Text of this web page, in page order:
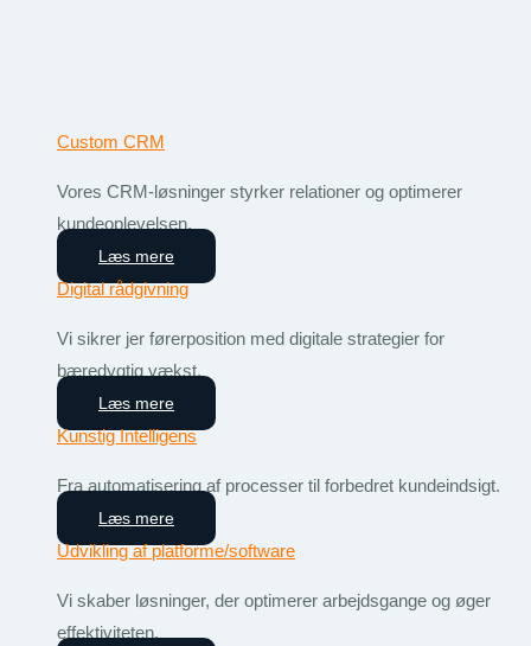
Custom CRM
Vores CRM-løsninger styrker relationer og optimerer
kundeoplevelsen.
Læs mere
Digital rådgivning
Vi sikrer jer førerposition med digitale strategier for
bæredygtig vækst.
Læs mere
Kunstig Intelligens
Fra automatisering af processer til forbedret kundeindsigt.
Læs mere
Udvikling af platforme/software
Vi skaber løsninger, der optimerer arbejdsgange og øger
effektiviteten.